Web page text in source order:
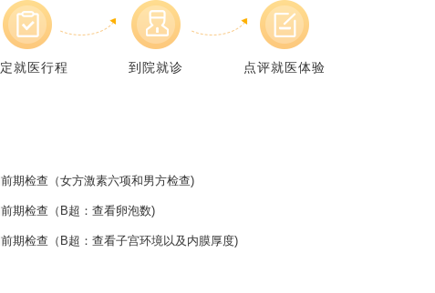
就医行程 到院就诊 点评就医体验
期检查（女方激素六项和男方检查)
期检查（B超：查看卵泡数)
期检查（B超：查看子宫环境以及内膜厚度)